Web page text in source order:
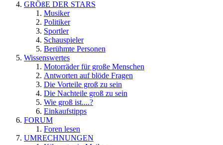
GRÖßE DER STARS
Musiker
Politiker
Sportler
Schauspieler
Berühmte Personen
Wissenswertes
Motorräder für große Menschen
Antworten auf blöde Fragen
Die Vorteile groß zu sein
Die Nachteile groß zu sein
Wie groß ist....?
Einkaufstipps
FORUM
Foren lesen
UMRECHNUNGEN